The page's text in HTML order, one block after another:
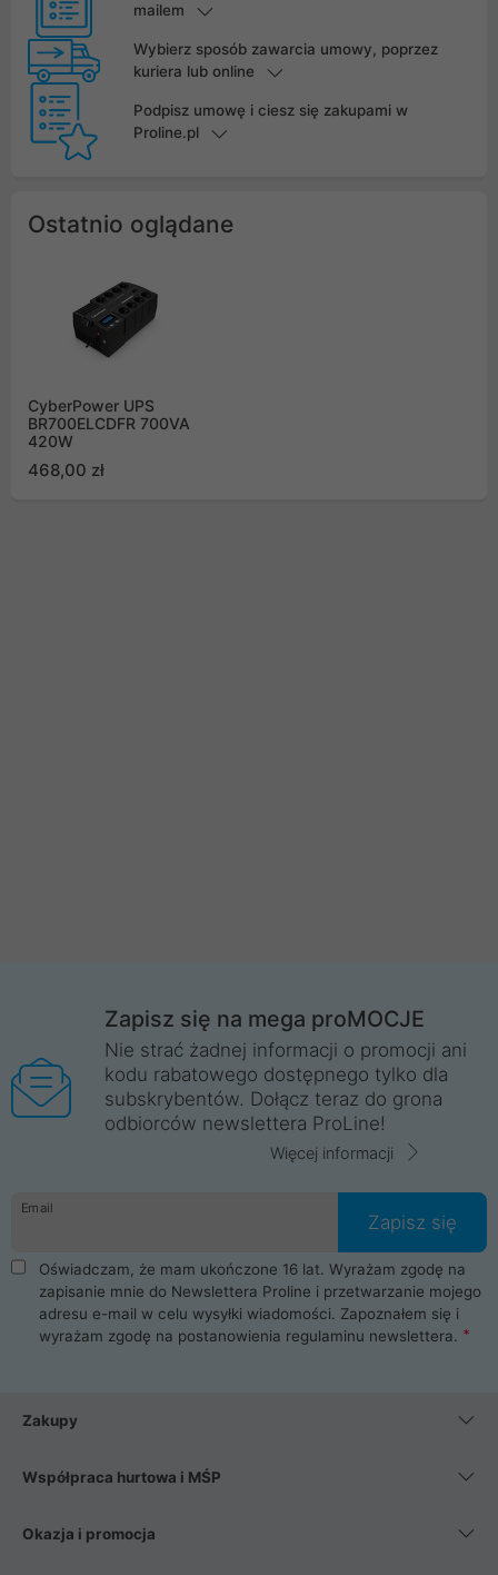
mailem
Wybierz sposób zawarcia umowy, poprzez
kuriera lub online
Podpisz umowę i ciesz się zakupami w
Proline.pl
Ostatnio oglądane
CyberPower UPS
BR700ELCDFR 700VA
420W
468,00 zł
Zapisz się na mega proMOCJE
Nie strać żadnej informacji o promocji ani
kodu rabatowego dostępnego tylko dla
subskrybentów. Dołącz teraz do grona
odbiorców newslettera ProLine!
Więcej informacji
Email
Zapisz się
Oświadczam, że mam ukończone 16 lat. Wyrażam zgodę na
zapisanie mnie do Newslettera Proline i przetwarzanie mojego
adresu e-mail w celu wysyłki wiadomości. Zapoznałem się i
wyrażam zgodę na postanowienia regulaminu newslettera.
Zakupy
Współpraca hurtowa i MŚP
Okazja i promocja